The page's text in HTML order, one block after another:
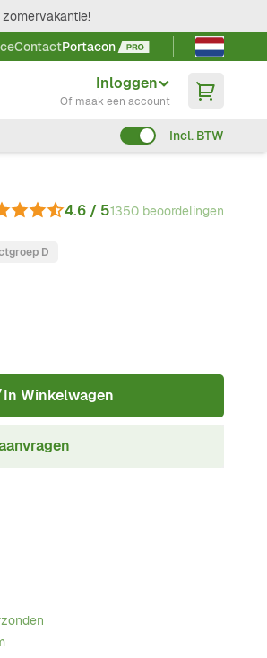
ContactPortacon
Taal kiezen
Inloggen
Of maak een account
Incl. BTW
4.6 / 51350 beoordelingen
D
In Winkelwagen